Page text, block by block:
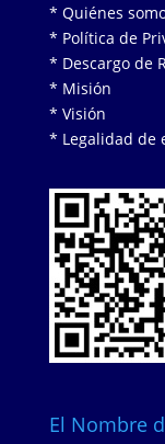
* Quiénes
* Política de
* Descargo de
* Misión
* Visión
* Legalidad de
El Nombre